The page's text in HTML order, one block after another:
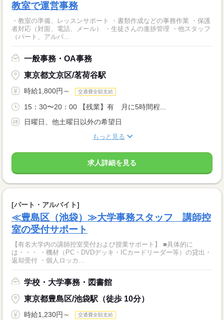
教室で運営事務
・教室の準備、レッスンサポート ・書類作成などの事務作業 ・保護
者対応（対面、電話、メール） ・生徒さんの進捗管理 ・他スタッフ
（パート、アルバ...
一般事務・OA事務
東京都文京区/茗荷谷駅
時給1,800円～ 交通費全額支給
15：30〜20：00 【残業】有 月に5時間程...
日曜日、他土曜日以外の希望日
もっと見る
求人詳細を見る
[パート・アルバイト]
≪豊島区（池袋）≫大学事務スタッフ 講師控
室の受付サポート
【有名大学内の講師控室受付および授業サポート】 ■具体的に
は・・・ ・機材（PC・DVDデッキ・ICカードリーダー等）の貸出・
返却受付 ・個人ロッカ...
学校・大学事務・図書館
東京都豊島区/池袋駅（徒歩 10分）
時給1,230円～ 交通費全額支給